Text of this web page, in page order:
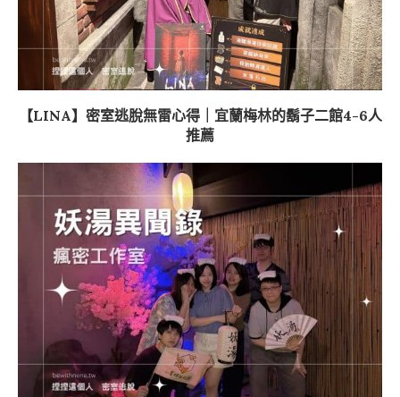
【LINA】密室逃脫無雷心得｜宜蘭梅林的鬍子二館4-6人
推薦